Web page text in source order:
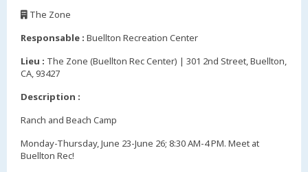
The Zone
Responsable : Buellton Recreation Center
Lieu : The Zone (Buellton Rec Center) | 301 2nd Street, Buellton,
CA, 93427
Description :
Ranch and Beach Camp
Monday-Thursday, June 23-June 26; 8:30 AM-4 PM. Meet at
Buellton Rec!